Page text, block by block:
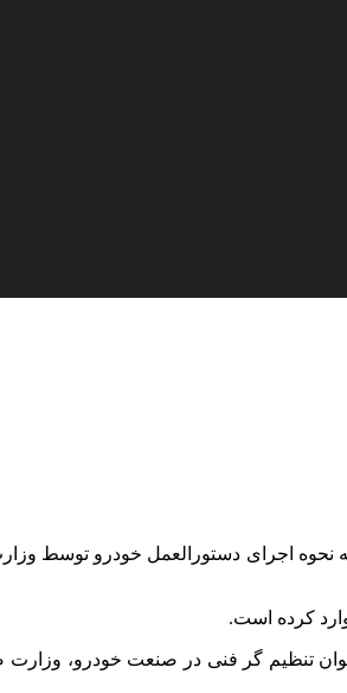
نحوه اجرای دستورالعمل خودرو توسط
کرده است.
تنظیم گر فنی در صنعت خودرو، وزارت